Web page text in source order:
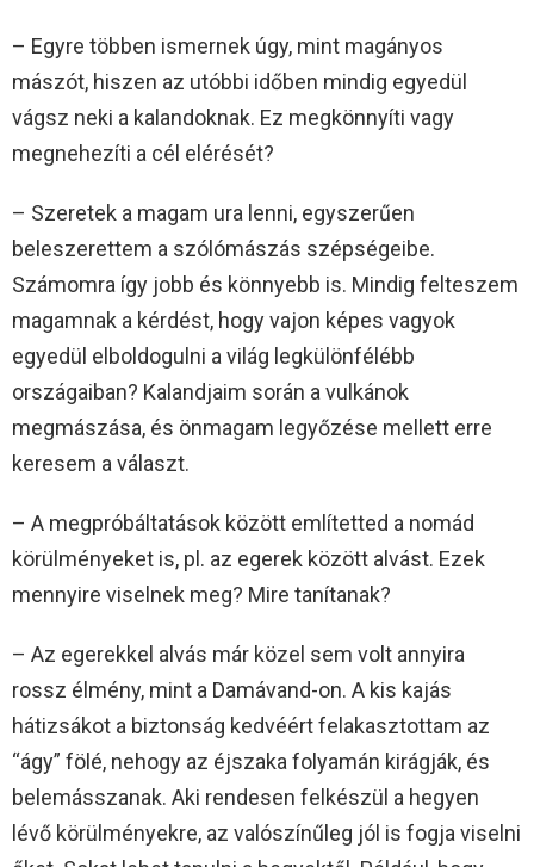
– Egyre többen ismernek úgy, mint magányos
mászót, hiszen az utóbbi időben mindig egyedül
vágsz neki a kalandoknak. Ez megkönnyíti vagy
megnehezíti a cél elérését?
– Szeretek a magam ura lenni, egyszerűen
beleszerettem a szólómászás szépségeibe.
Számomra így jobb és könnyebb is. Mindig felteszem
magamnak a kérdést, hogy vajon képes vagyok
egyedül elboldogulni a világ legkülönfélébb
országaiban? Kalandjaim során a vulkánok
megmászása, és önmagam legyőzése mellett erre
keresem a választ.
– A megpróbáltatások között említetted a nomád
körülményeket is, pl. az egerek között alvást. Ezek
mennyire viselnek meg? Mire tanítanak?
– Az egerekkel alvás már közel sem volt annyira
rossz élmény, mint a Damávand-on. A kis kajás
hátizsákot a biztonság kedvéért felakasztottam az
“ágy” fölé, nehogy az éjszaka folyamán kirágják, és
belemásszanak. Aki rendesen felkészül a hegyen
lévő körülményekre, az valószínűleg jól is fogja viselni